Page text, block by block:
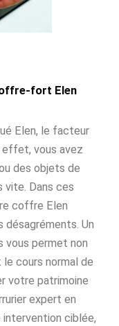
fort Elen
Elen, le facteur
vous avez
des objets de
vite. Dans ces
coffre Elen
Un
permet non
cours normal de
votre patrimoine
expert en
intervention ciblée,